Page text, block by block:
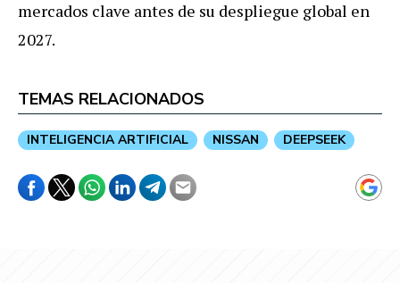
mercados clave antes de su despliegue global en
2027.
TEMAS RELACIONADOS
INTELIGENCIA ARTIFICIAL NISSAN DEEPSEEK